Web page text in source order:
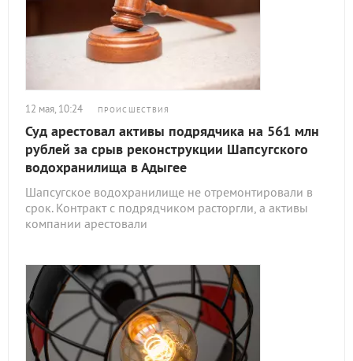
12 мая, 10:24 ПРОИСШЕСТВИЯ
Суд арестовал активы подрядчика на 561 млн
рублей за срыв реконструкции Шапсугского
водохранилища в Адыгее
Шапсугское водохранилище не отремонтировали в
срок. Контракт с подрядчиком расторгли, а активы
компании арестовали